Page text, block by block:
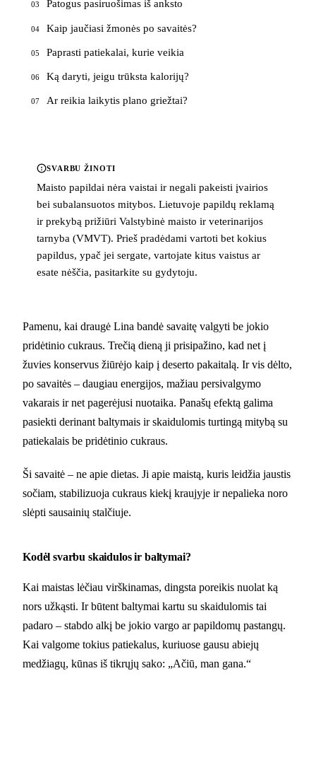
03 Patogus pasiruošimas iš anksto
04 Kaip jaučiasi žmonės po savaitės?
05 Paprasti patiekalai, kurie veikia
06 Ką daryti, jeigu trūksta kalorijų?
07 Ar reikia laikytis plano griežtai?
SVARBU ŽINOTI
Maisto papildai nėra vaistai ir negali pakeisti įvairios
bei subalansuotos mitybos. Lietuvoje papildų reklamą
ir prekybą prižiūri Valstybinė maisto ir veterinarijos
tarnyba (VMVT). Prieš pradėdami vartoti bet kokius
papildus, ypač jei sergate, vartojate kitus vaistus ar
esate nėščia, pasitarkite su gydytoju.
Pamenu, kai draugė Lina bandė savaitę valgyti be jokio
pridėtinio cukraus. Trečią dieną ji prisipažino, kad net į
žuvies konservus žiūrėjo kaip į deserto pakaitalą. Ir vis dėlto,
po savaitės – daugiau energijos, mažiau persivalgymo
vakarais ir net pagerėjusi nuotaika. Panašų efektą galima
pasiekti derinant baltymais ir skaidulomis turtingą mitybą su
patiekalais be pridėtinio cukraus.
Ši savaitė – ne apie dietas. Ji apie maistą, kuris leidžia jaustis
sočiam, stabilizuoja cukraus kiekį kraujyje ir nepalieka noro
slėpti sausainių stalčiuje.
Kodėl svarbu skaidulos ir baltymai?
Kai maistas lėčiau virškinamas, dingsta poreikis nuolat ką
nors užkąsti. Ir būtent baltymai kartu su skaidulomis tai
padaro – stabdo alkį be jokio vargo ar papildomų pastangų.
Kai valgome tokius patiekalus, kuriuose gausu abiejų
medžiagų, kūnas iš tikrųjų sako: „Ačiū, man gana.“